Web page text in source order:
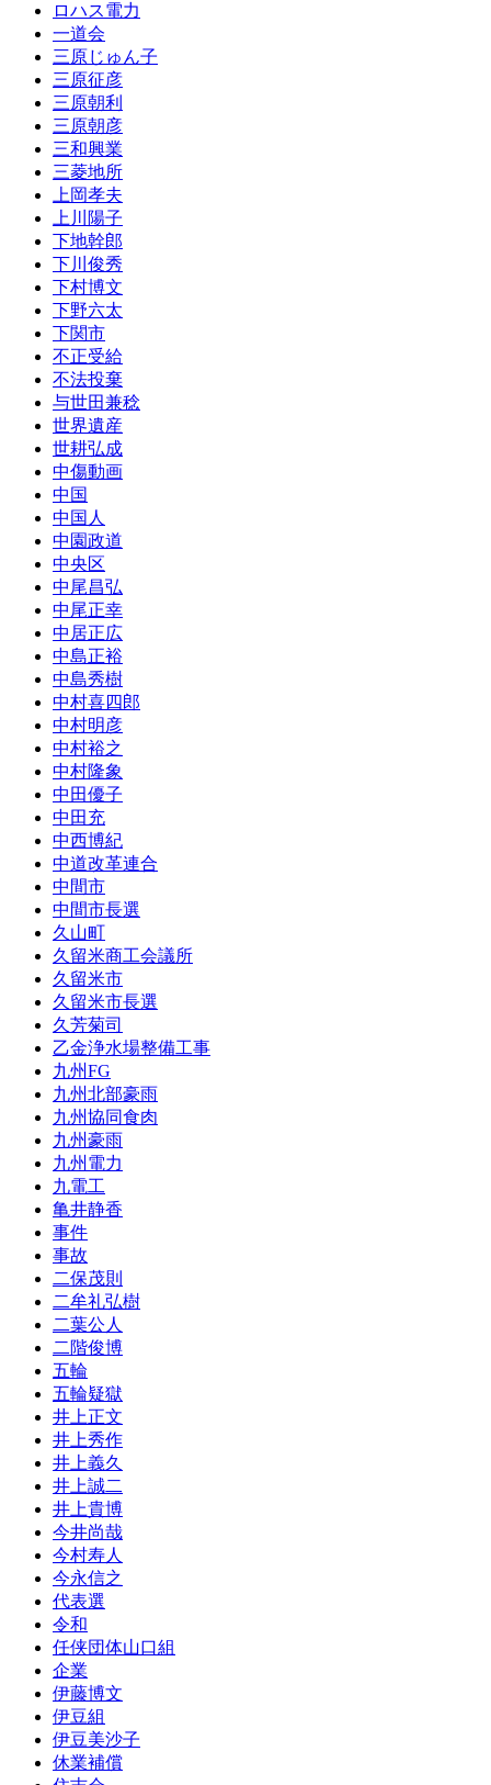
ロハス電力
一道会
三原じゅん子
三原征彦
三原朝利
三原朝彦
三和興業
三菱地所
上岡孝夫
上川陽子
下地幹郎
下川俊秀
下村博文
下野六太
下関市
不正受給
不法投棄
与世田兼稔
世界遺産
世耕弘成
中傷動画
中国
中国人
中園政道
中央区
中尾昌弘
中尾正幸
中居正広
中島正裕
中島秀樹
中村喜四郎
中村明彦
中村裕之
中村隆象
中田優子
中田充
中西博紀
中道改革連合
中間市
中間市長選
久山町
久留米商工会議所
久留米市
久留米市長選
久芳菊司
乙金浄水場整備工事
九州FG
九州北部豪雨
九州協同食肉
九州豪雨
九州電力
九電工
亀井静香
事件
事故
二保茂則
二牟礼弘樹
二葉公人
二階俊博
五輪
五輪疑獄
井上正文
井上秀作
井上義久
井上誠二
井上貴博
今井尚哉
今村寿人
今永信之
代表選
令和
任侠団体山口組
企業
伊藤博文
伊豆組
伊豆美沙子
休業補償